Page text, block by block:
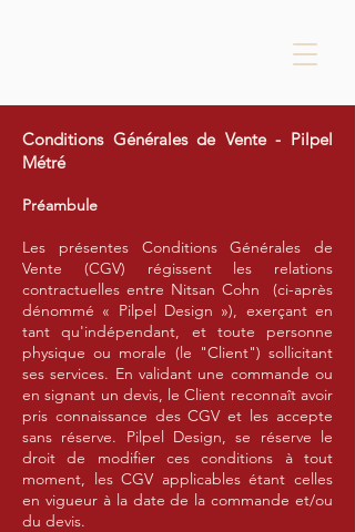
Conditions Générales de Vente - Pilpel
Métré
Préambule
Les présentes Conditions Générales de
Vente (CGV) régissent les relations
contractuelles entre Nitsan Cohn (ci-après
dénommé « Pilpel Design »), exerçant en
tant qu'indépendant, et toute personne
physique ou morale (le "Client") sollicitant
ses services. En validant une commande ou
en signant un devis, le Client reconnaît avoir
pris connaissance des CGV et les accepte
sans réserve. Pilpel Design, se réserve le
droit de modifier ces conditions à tout
moment, les CGV applicables étant celles
en vigueur à la date de la commande et/ou
du devis.